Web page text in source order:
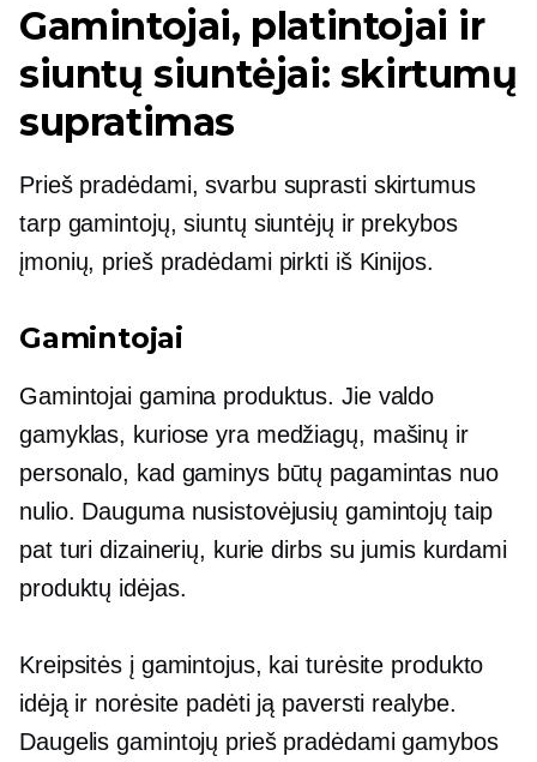
Gamintojai, platintojai ir
siuntų siuntėjai: skirtumų
supratimas
Prieš pradėdami, svarbu suprasti skirtumus
tarp gamintojų, siuntų siuntėjų ir prekybos
įmonių, prieš pradėdami pirkti iš Kinijos.
Gamintojai
Gamintojai gamina produktus. Jie valdo
gamyklas, kuriose yra medžiagų, mašinų ir
personalo, kad gaminys būtų pagamintas nuo
nulio. Dauguma nusistovėjusių gamintojų taip
pat turi dizainerių, kurie dirbs su jumis kurdami
produktų idėjas.
Kreipsitės į gamintojus, kai turėsite produkto
idėją ir norėsite padėti ją paversti realybe.
Daugelis gamintojų prieš pradėdami gamybos